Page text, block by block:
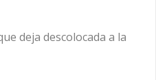
deja descolocada a la